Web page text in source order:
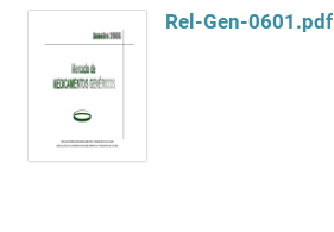
Rel-Gen-0601.pdf